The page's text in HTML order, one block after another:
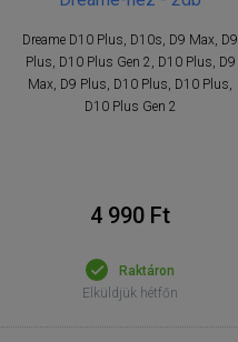
Dreame D10 Plus, D10s, D9 Max, D9
Plus, D10 Plus Gen 2, D10 Plus, D9
Max, D9 Plus, D10 Plus, D10 Plus,
D10 Plus Gen 2
4 990 Ft
Raktáron
Elküldjük hétfőn